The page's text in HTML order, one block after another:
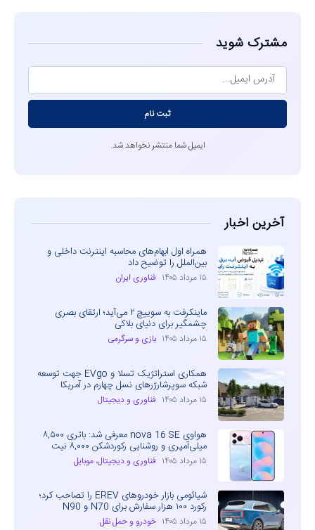
مشترک شوید
ثبت نام
ایمیل شما منتشر نخواهد شد.
آخرین اخبار
همراه اول ابهام‌های محاسبه اینترنت داخلی و
بین‌الملل را توضیح داد
۱۵ مرداد ۱۴۰۵ فناوری ایران
ماینکرفت به سوییچ ۲ می‌آید؛ ارتقای بصری
چشمگیر برای دنیای بلاکی
۱۵ مرداد ۱۴۰۵ بازی و سرگرمی
همکاری استراتژیک تسلا و EVgo جهت توسعه
شبکه سوپرشارژرهای نسل چهارم در آمریکا
۱۵ مرداد ۱۴۰۵ فناوری و دیجیتال
هواوی nova 16 SE معرفی شد: باتری ۸,۵۰۰
میلی‌آمپری و روشنایی رکوردشکن ۸,۰۰۰ نیت
۱۵ مرداد ۱۴۰۵ فناوری و دیجیتال، موبایل
شیائومی بازار خودروهای EREV را تصاحب کرد؛
رکورد ۱۰۰ هزار سفارش برای N70 و N90
۱۵ مرداد ۱۴۰۵ خودرو و حمل نقل